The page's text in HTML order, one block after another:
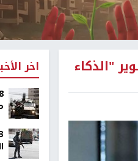
"الذكاء اخر